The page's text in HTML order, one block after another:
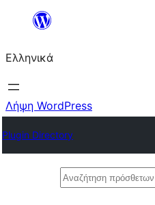
Μετάβαση
περιεχόμενο
Ελληνικά
Λήψη WordPress
Plugin Directory
Αναζήτηση